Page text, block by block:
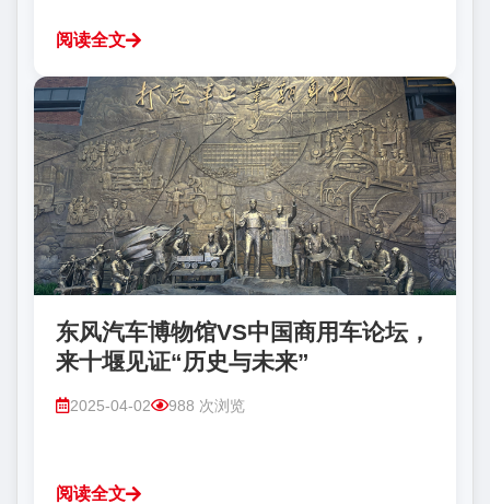
阅读全文
东风汽车博物馆VS中国商用车论坛，
来十堰见证“历史与未来”
2025-04-02 988 次浏览
阅读全文